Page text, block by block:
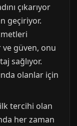
çıkarıyor
geçiriyor.
güven, onu
sağlıyor.
olanlar için
tercihi olan
her zaman